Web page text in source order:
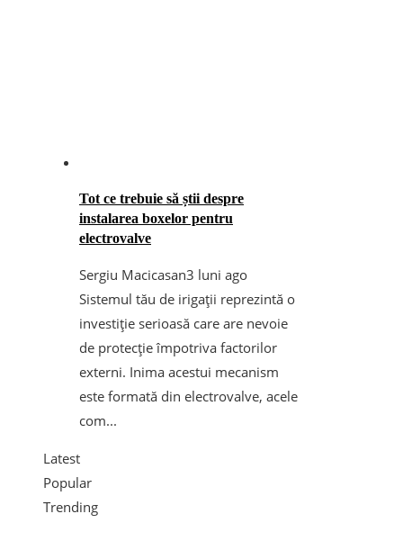
Tot ce trebuie să știi despre
instalarea boxelor pentru
electrovalve
Sergiu Macicasan3 luni ago
Sistemul tău de irigații reprezintă o
investiție serioasă care are nevoie
de protecție împotriva factorilor
externi. Inima acestui mecanism
este formată din electrovalve, acele
com...
Latest
Popular
Trending